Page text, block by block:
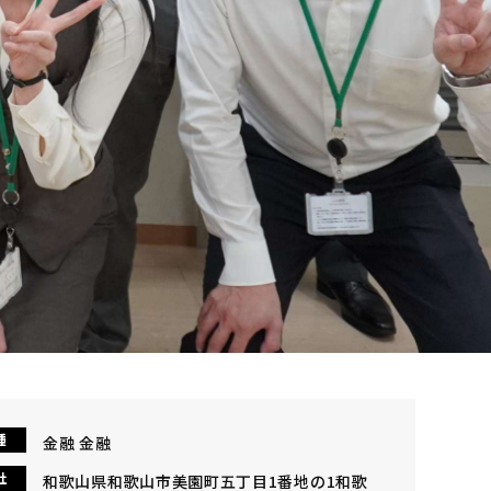
金融 金融
和歌山県和歌山市美園町五丁目1番地の1和歌